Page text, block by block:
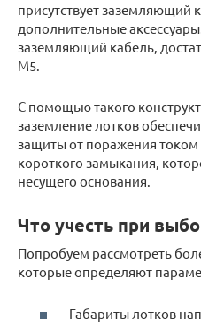
присутствует заземляющий
дополнительные
заземляющий кабель,
М5.
С помощью такого
заземление лотков
защиты от поражения
короткого замыкания,
несущего основания.
Что учесть при
Попробуем рассмотреть
которые определяют
Габариты лотков